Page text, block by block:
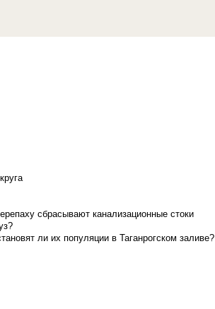
сбрасывают канализационные стоки
ли их популяции в Таганрогском заливе?